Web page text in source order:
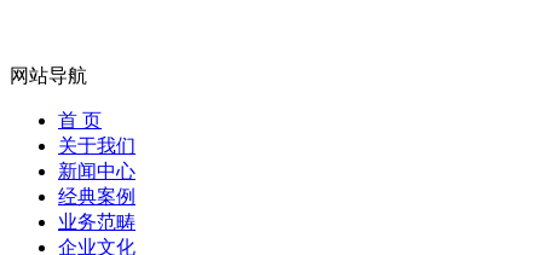
网站导航
首 页
关于我们
新闻中心
经典案例
业务范畴
企业文化